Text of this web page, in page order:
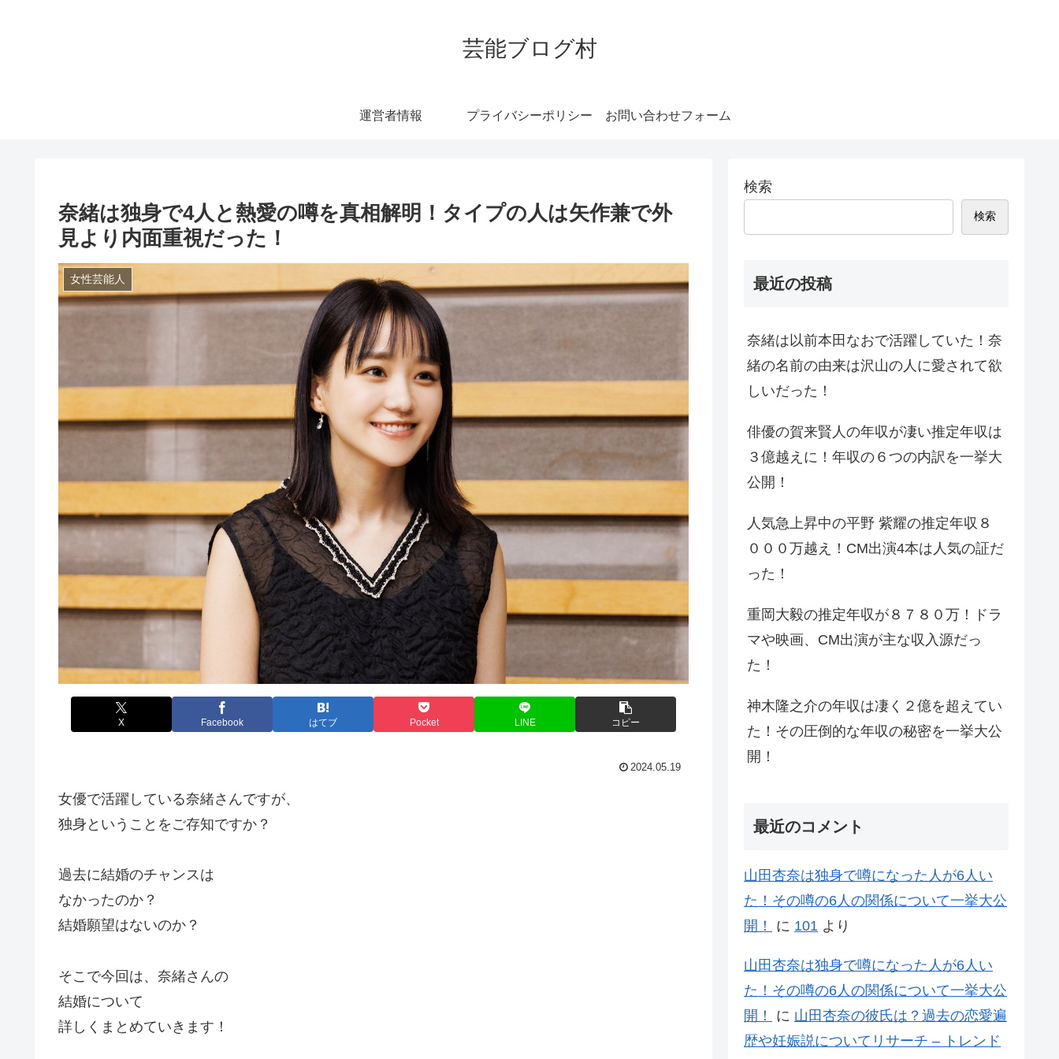
芸能ブログ村
運営者情報 プライバシーポリシー お問い合わせフォーム
奈緒は独身で4人と熱愛の噂を真相解明！タイプの人は矢作兼で外
見より内面重視だった！
女性芸能人
X Facebook はてブ Pocket LINE コピー
2024.05.19
女優で活躍している奈緒さんですが、
独身ということをご存知ですか？
過去に結婚のチャンスは
なかったのか？
結婚願望はないのか？
そこで今回は、 奈緒さんの
結婚について
詳しくまとめていきます！
検索
検索
最近の投稿
奈緒は以前本田なおで活躍していた！奈
緒の名前の由来は沢山の人に愛されて欲
しいだった！
俳優の賀来賢人の年収が凄い推定年収は
３億越えに！年収の６つの内訳を一挙大
公開！
人気急上昇中の平野 紫耀の推定年収８
０００万越え！CM出演4本は人気の証だ
った！
重岡大毅の推定年収が８７８０万！ドラ
マや映画、CM出演が主な収入源だっ
た！
神木隆之介の年収は凄く２億を超えてい
た！その圧倒的な年収の秘密を一挙大公
開！
最近のコメント
山田杏奈は独身で噂になった人が6人い
た！その噂の6人の関係について一挙大公
開！
に 101 より
山田杏奈は独身で噂になった人が6人い
た！その噂の6人の関係について一挙大公
開！
に 山田杏奈の彼氏は？過去の恋愛遍
歴や妊娠説についてリサーチ – トレンド